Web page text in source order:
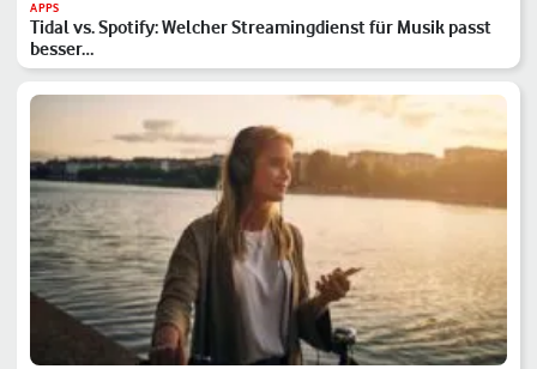
APPS
Tidal vs. Spotify: Welcher Streamingdienst für Musik passt
besser…